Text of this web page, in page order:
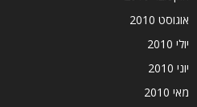
אוגוסט 2010
יולי 2010
יוני 2010
מאי 2010